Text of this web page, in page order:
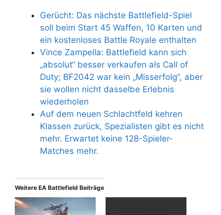
Gerücht: Das nächste Battlefield-Spiel
soll beim Start 45 Waffen, 10 Karten und
ein kostenloses Battle Royale enthalten
Vince Zampella: Battlefield kann sich
„absolut“ besser verkaufen als Call of
Duty; BF2042 war kein „Misserfolg“, aber
sie wollen nicht dasselbe Erlebnis
wiederholen
Auf dem neuen Schlachtfeld kehren
Klassen zurück, Spezialisten gibt es nicht
mehr. Erwartet keine 128-Spieler-
Matches mehr.
Weitere EA Battlefield Beiträge